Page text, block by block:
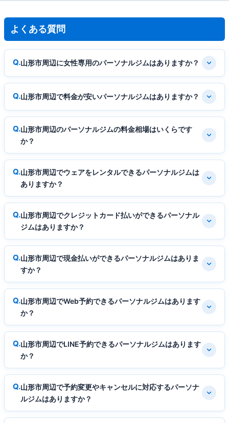
よくある質問
山形市周辺に女性専用のパーソナルジムはありますか？
山形市周辺で料金が安いパーソナルジムはありますか？
山形市周辺のパーソナルジムの料金相場はいくらです
か？
山形市周辺でウェアをレンタルできるパーソナルジムは
ありますか？
山形市周辺でクレジットカード払いができるパーソナル
ジムはありますか？
山形市周辺で現金払いができるパーソナルジムはありま
すか？
山形市周辺でWeb予約できるパーソナルジムはあります
か？
山形市周辺でLINE予約できるパーソナルジムはあります
か？
山形市周辺で予約変更やキャンセルに対応するパーソナ
ルジムはありますか？